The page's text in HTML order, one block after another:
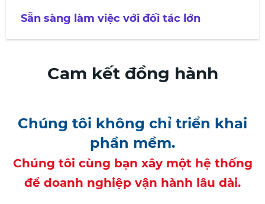
Sẵn sàng làm việc với đối tác lớn
Cam kết đồng hành
Chúng tôi không chỉ triển khai
phần mềm.
Chúng tôi cùng bạn xây một hệ thống
để doanh nghiệp vận hành lâu dài.